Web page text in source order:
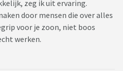
zeg ik uit ervaring.
door mensen die over alles
voor je zoon, niet boos
werken.